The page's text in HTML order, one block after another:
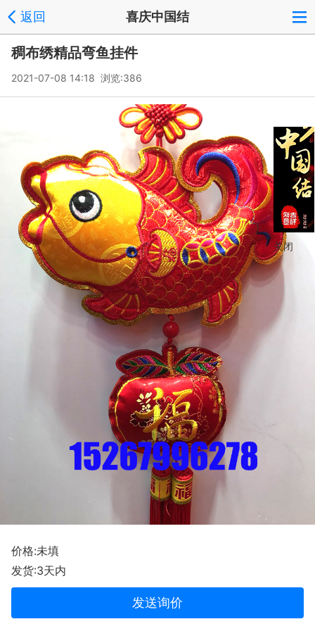
返回 喜庆中国结
稠布绣精品弯鱼挂件
2021-07-08 14:18 浏览:386
价格:未填
发货:3天内
发送询价
关闭